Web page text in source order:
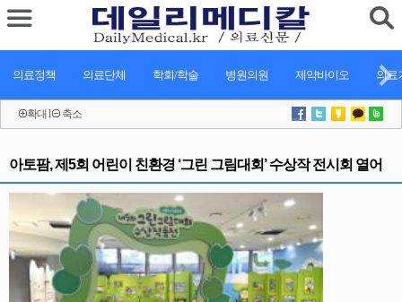
의료정책 의료단체 학회/학술 병원의원 제약바이오 의료
확대 l 축소
아토팜, 제5회 어린이 친환경 ‘그린 그림대회’ 수상작 전시회 열어